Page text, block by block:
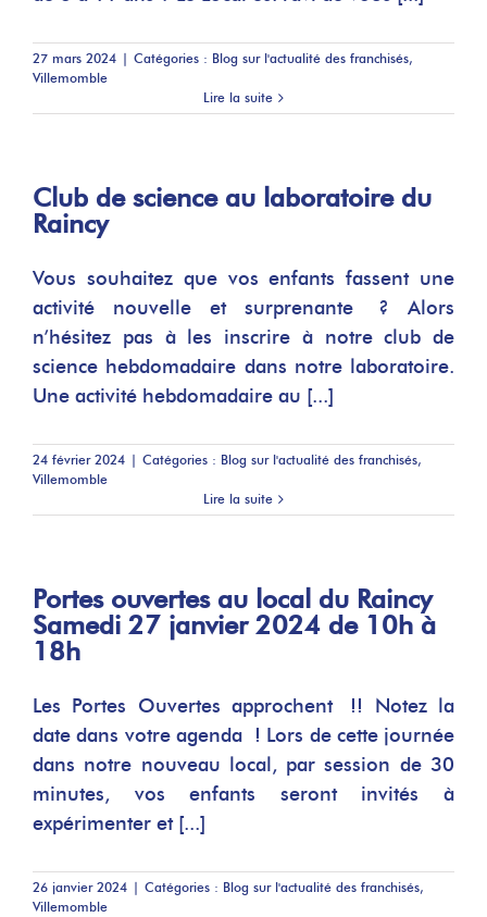
27 mars 2024 | Catégories : Blog sur l'actualité des franchisés,
Villemomble
Lire la suite
Club de science au laboratoire du
Raincy
Vous souhaitez que vos enfants fassent une
activité nouvelle et surprenante ? Alors
n’hésitez pas à les inscrire à notre club de
science hebdomadaire dans notre laboratoire.
Une activité hebdomadaire au [...]
24 février 2024 | Catégories : Blog sur l'actualité des franchisés,
Villemomble
Lire la suite
Portes ouvertes au local du Raincy
Samedi 27 janvier 2024 de 10h à
18h
Les Portes Ouvertes approchent !! Notez la
date dans votre agenda ! Lors de cette journée
dans notre nouveau local, par session de 30
minutes, vos enfants seront invités à
expérimenter et [...]
26 janvier 2024 | Catégories : Blog sur l'actualité des franchisés,
Villemomble